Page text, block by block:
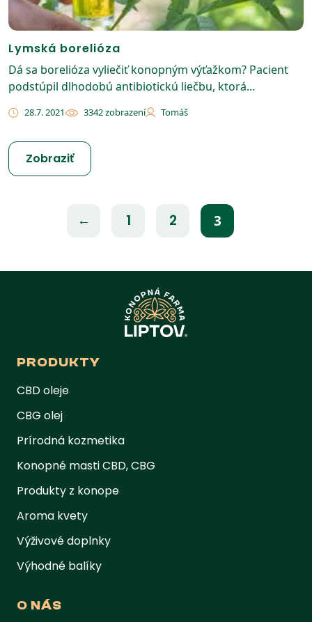
Lymská borelióza
Dá sa borelióza vyliečiť konopným výťažkom? Pacient
podstúpil dlhodobú antibiotickú liečbu, ktorá...
28.7. 2021 3342 zobrazení Tomáš
Zobraziť
← 1 2 3
PRODUKTY
CBD oleje
CBG olej
Prírodná kozmetika
Konopné masti CBD, CBG
Produkty z konope
Aroma kvety
Výživové doplnky
Výhodné balíky
O NÁS